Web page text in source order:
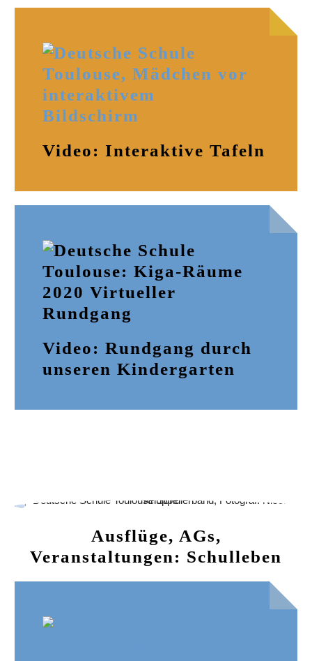
Video: Interaktive Tafeln
Video: Rundgang durch
unseren Kindergarten
Ausflüge, AGs,
Veranstaltungen: Schulleben